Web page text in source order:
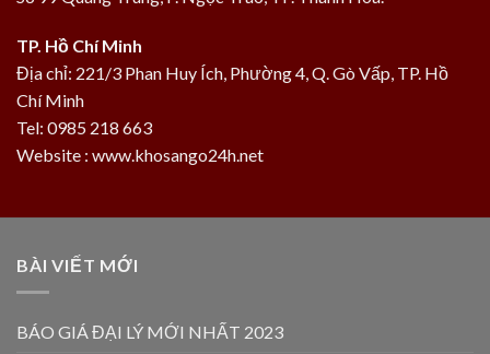
TP. Hồ Chí Minh
Địa chỉ: 221/3 Phan Huy Ích, Phường 4, Q. Gò Vấp, TP. Hồ
Chí Minh
Tel: 0985 218 663
Website : www.khosango24h.net
BÀI VIẾT MỚI
BÁO GIÁ ĐẠI LÝ MỚI NHẤT 2023